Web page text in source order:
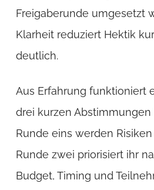
Freigaberunde umgesetzt
Klarheit reduziert Hektik
deutlich.
Aus Erfahrung funktioniert
drei kurzen Abstimmungen
Runde eins werden
Runde zwei priorisiert ihr
Budget, Timing und